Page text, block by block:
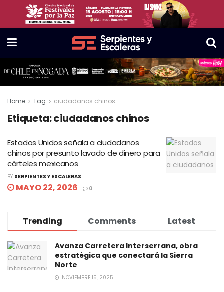
Home Tag ciudadanos chinos
Etiqueta:ciudadanos chinos
Estados Unidos señala a ciudadanos
chinos por presunto lavado de dinero para
cárteles mexicanos
BY SERPIENTES Y ESCALERAS
MAYO 22, 2026 0
Trending Comments Latest
Avanza Carretera Interserrana, obra
estratégica que conectará la Sierra
Norte
NOVIEMBRE 15, 2025